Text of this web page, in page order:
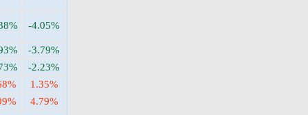
-4.05%
-3.79%
-2.23%
1.35%
4.79%